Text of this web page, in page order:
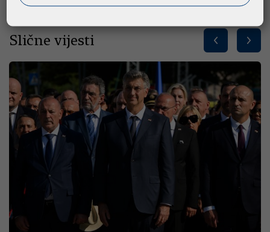
Slične vijesti